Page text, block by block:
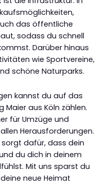
das öffentliche
sodass du schnell
Darüber hinaus
wie Sportvereine,
schöne Naturparks.
kannst du auf das
Maier aus Köln zählen.
für Umzüge und
Herausforderungen.
dafür, dass dein
du dich in deinem
Mit uns sparst du
neue Heimat